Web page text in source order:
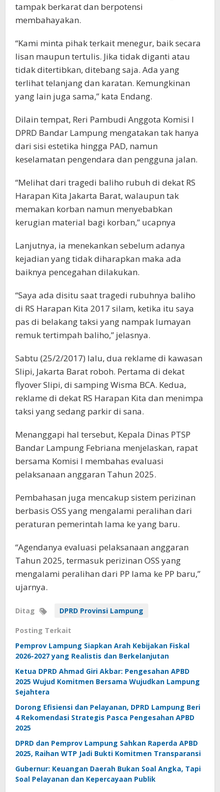
tampak berkarat dan berpotensi
membahayakan.
“Kami minta pihak terkait menegur, baik secara
lisan maupun tertulis. Jika tidak diganti atau
tidak ditertibkan, ditebang saja. Ada yang
terlihat telanjang dan karatan. Kemungkinan
yang lain juga sama,” kata Endang.
Dilain tempat, Reri Pambudi Anggota Komisi I
DPRD Bandar Lampung mengatakan tak hanya
dari sisi estetika hingga PAD, namun
keselamatan pengendara dan pengguna jalan.
“Melihat dari tragedi baliho rubuh di dekat RS
Harapan Kita Jakarta Barat, walaupun tak
memakan korban namun menyebabkan
kerugian material bagi korban,” ucapnya
Lanjutnya, ia menekankan sebelum adanya
kejadian yang tidak diharapkan maka ada
baiknya pencegahan dilakukan.
“Saya ada disitu saat tragedi rubuhnya baliho
di RS Harapan Kita 2017 silam, ketika itu saya
pas di belakang taksi yang nampak lumayan
remuk tertimpah baliho,” jelasnya.
Sabtu (25/2/2017) lalu, dua reklame di kawasan
Slipi, Jakarta Barat roboh. Pertama di dekat
flyover Slipi, di samping Wisma BCA. Kedua,
reklame di dekat RS Harapan Kita dan menimpa
taksi yang sedang parkir di sana.
Menanggapi hal tersebut, Kepala Dinas PTSP
Bandar Lampung Febriana menjelaskan, rapat
bersama Komisi I membahas evaluasi
pelaksanaan anggaran Tahun 2025.
Pembahasan juga mencakup sistem perizinan
berbasis OSS yang mengalami peralihan dari
peraturan pemerintah lama ke yang baru.
“Agendanya evaluasi pelaksanaan anggaran
Tahun 2025, termasuk perizinan OSS yang
mengalami peralihan dari PP lama ke PP baru,”
ujarnya.
Ditag DPRD Provinsi Lampung
Posting Terkait
Pemprov Lampung Siapkan Arah Kebijakan Fiskal
2026-2027 yang Realistis dan Berkelanjutan
Ketua DPRD Ahmad Giri Akbar: Pengesahan APBD
2025 Wujud Komitmen Bersama Wujudkan Lampung
Sejahtera
Dorong Efisiensi dan Pelayanan, DPRD Lampung Beri
4 Rekomendasi Strategis Pasca Pengesahan APBD
2025
DPRD dan Pemprov Lampung Sahkan Raperda APBD
2025, Raihan WTP Jadi Bukti Komitmen Transparansi
Gubernur: Keuangan Daerah Bukan Soal Angka, Tapi
Soal Pelayanan dan Kepercayaan Publik